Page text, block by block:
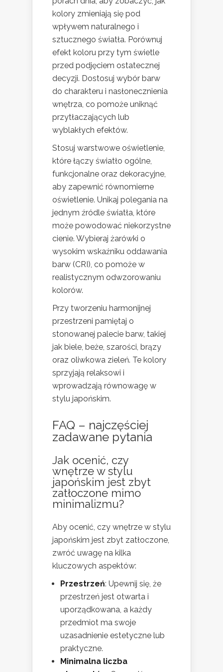
kolory zmieniają się pod
wpływem naturalnego i
sztucznego światła. Porównuj
efekt koloru przy tym świetle
przed podjęciem ostatecznej
decyzji. Dostosuj wybór barw
do charakteru i nasłonecznienia
wnętrza, co pomoże uniknąć
przytłaczających lub
wyblakłych efektów.
Stosuj warstwowe oświetlenie,
które łączy światło ogólne,
funkcjonalne oraz dekoracyjne,
aby zapewnić równomierne
oświetlenie. Unikaj polegania na
jednym źródle światła, które
może powodować niekorzystne
cienie. Wybieraj żarówki o
wysokim wskaźniku oddawania
barw (CRI), co pomoże w
realistycznym odwzorowaniu
kolorów.
Przy tworzeniu harmonijnej
przestrzeni pamiętaj o
stonowanej palecie barw, takiej
jak biele, beże, szarości, brązy
oraz oliwkowa zieleń. Te kolory
sprzyjają relaksowi i
wprowadzają równowagę w
stylu japońskim.
FAQ – najczęściej
zadawane pytania
Jak ocenić, czy
wnętrze w stylu
japońskim jest zbyt
zatłoczone mimo
minimalizmu?
Aby ocenić, czy wnętrze w stylu
japońskim jest zbyt zatłoczone,
zwróć uwagę na kilka
kluczowych aspektów:
Przestrzeń: Upewnij się, że
przestrzeń jest otwarta i
uporządkowana, a każdy
przedmiot ma swoje
uzasadnienie estetyczne lub
praktyczne.
Minimalna liczba